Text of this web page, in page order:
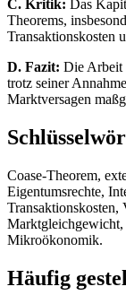
C. Kritik: Das
Theorems,
Transaktionskosten
D. Fazit: Die Arbeit
trotz seiner
Marktversagen
Coase-Theorem,
Eigentumsrechte,
Transaktionskosten,
Marktgleichgewicht,
Mikroökonomik.
Häufig